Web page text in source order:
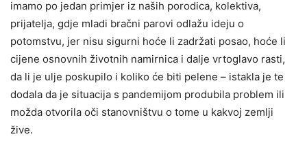
imamo po jedan primjer iz naših porodica, kolektiva,
prijatelja, gdje mladi bračni parovi odlažu ideju o
potomstvu, jer nisu sigurni hoće li zadržati posao, hoće li
cijene osnovnih životnih namirnica i dalje vrtoglavo rasti,
da li je ulje poskupilo i koliko će biti pelene – istakla je te
dodala da je situacija s pandemijom produbila problem ili
možda otvorila oči stanovništvu o tome u kakvoj zemlji
žive.